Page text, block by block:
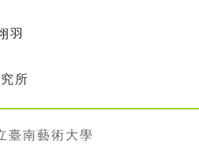
羽
所
臺南藝術大學